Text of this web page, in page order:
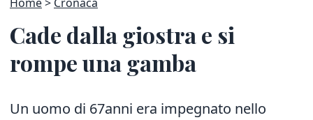
Cade dalla giostra e si
rompe una gamba
Un uomo di 67anni era impegnato nello